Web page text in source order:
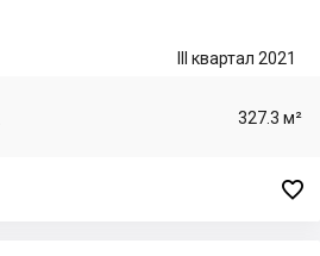
III квартал 2021
327.3 м²
